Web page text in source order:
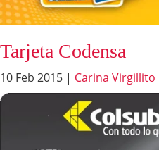
Tarjeta Codensa
10 Feb 2015 | Carina Virgillito